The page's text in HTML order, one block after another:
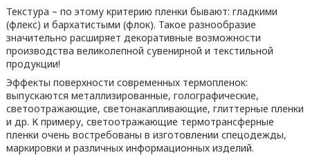
Текстура – по этому критерию пленки бывают: гладкими
(флекс) и бархатистыми (флок). Такое разнообразие
значительно расширяет декоративные возможности
производства великолепной сувенирной и текстильной
продукции!
Эффекты поверхности современных термопленок:
выпускаются металлизированные, голографические,
светоотражающие, светонакапливающие, глиттерные пленки
и др. К примеру, светоотражающие термотрансферные
пленки очень востребованы в изготовлении спецодежды,
маркировки и различных информационных изделий.